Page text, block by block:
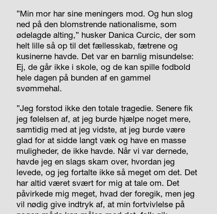
”Min mor har sine meningers mod. Og hun slog
ned på den blomstrende nationalisme, som
ødelagde alting,” husker Danica Curcic, der som
helt lille så op til det fællesskab, fætrene og
kusinerne havde. Det var en barnlig misundelse:
Ej, de går ikke i skole, og de kan spille fodbold
hele dagen på bunden af en gammel
svømmehal.
”Jeg forstod ikke den totale tragedie. Senere fik
jeg følelsen af, at jeg burde hjælpe noget mere,
samtidig med at jeg vidste, at jeg burde være
glad for at sidde langt væk og have en masse
muligheder, de ikke havde. Når vi var dernede,
havde jeg en slags skam over, hvordan jeg
levede, og jeg fortalte ikke så meget om det. Det
har altid været svært for mig at tale om. Det
påvirkede mig meget, hvad der foregik, men jeg
vil nødig give indtryk af, at min fortvivlelse på